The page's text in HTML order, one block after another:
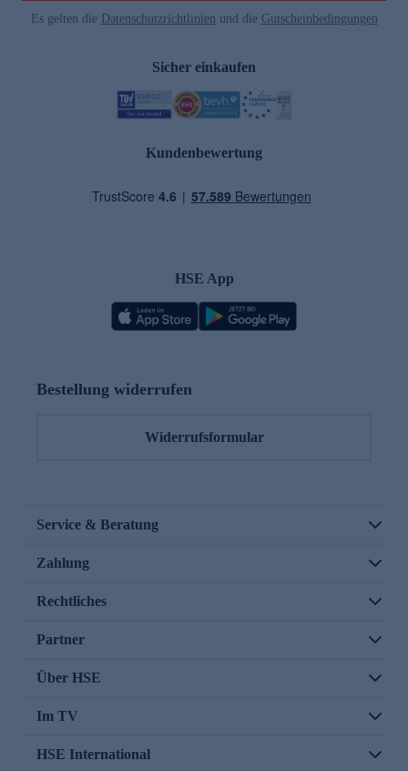
Es gelten die Datenschutzrichtlinien und die Gutscheinbedingungen
Sicher einkaufen
Kundenbewertung
HSE App
Bestellung widerrufen
Widerrufsformular
Service & Beratung
Zahlung
Rechtliches
Partner
Über HSE
Im TV
HSE International